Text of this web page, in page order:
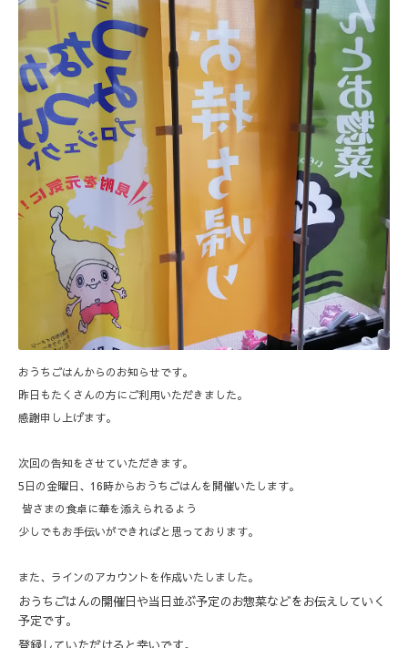
おうちごはんからのお知らせです。
昨日もたくさんの方にご利用いただきました。
感謝申し上げます。
次回の告知をさせていただきます。
5日の金曜日、16時からおうちごはんを開催いたします。
皆さまの食卓に華を添えられるよう
少しでもお手伝いができればと思っております。
また、ラインのアカウントを作成いたしました。
おうちごはんの開催日や当日並ぶ予定のお惣菜などをお伝えしていく
予定です。